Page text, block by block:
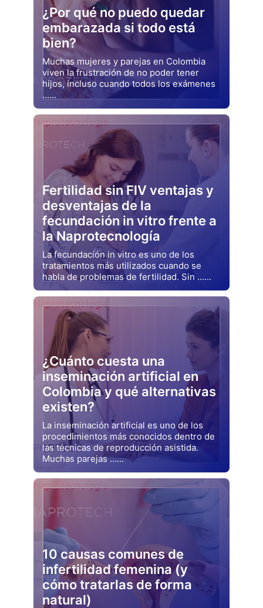
¿Por qué no puedo quedar
embarazada si todo está
bien?
Muchas mujeres y parejas en Colombia
viven la frustración de no poder tener
hijos, incluso cuando todos los exámenes
......
Drjluquerna
Fertilidad sin FIV ventajas y
desventajas de la
fecundación in vitro frente a
la Naprotecnología
La fecundación in vitro es uno de los
tratamientos más utilizados cuando se
habla de problemas de fertilidad. Sin ......
Drjluquerna
Naprotecnología
¿Cuánto cuesta una
inseminación artificial en
Colombia y qué alternativas
existen?
La inseminación artificial es uno de los
procedimientos más conocidos dentro de
las técnicas de reproducción asistida.
Muchas parejas ......
Drjluquerna
Naprotecnología
10 causas comunes de
infertilidad femenina (y
cómo tratarlas de forma
natural)
Naprotecnología